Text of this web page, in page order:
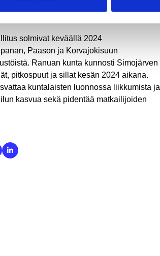
solmivat keväällä 2024
Paason ja Korvajokisuun
Ranuan kunta kunnosti Simojärven
pitkospuut ja sillat kesän 2024 aikana.
kuntalaisten luonnossa liikkumista ja
kasvua sekä pidentää matkailijoiden